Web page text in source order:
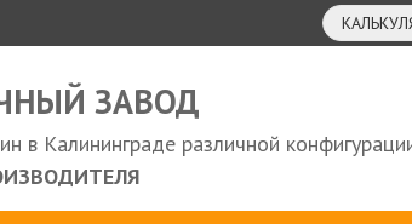
ЗАВОД
в Калининграде различной